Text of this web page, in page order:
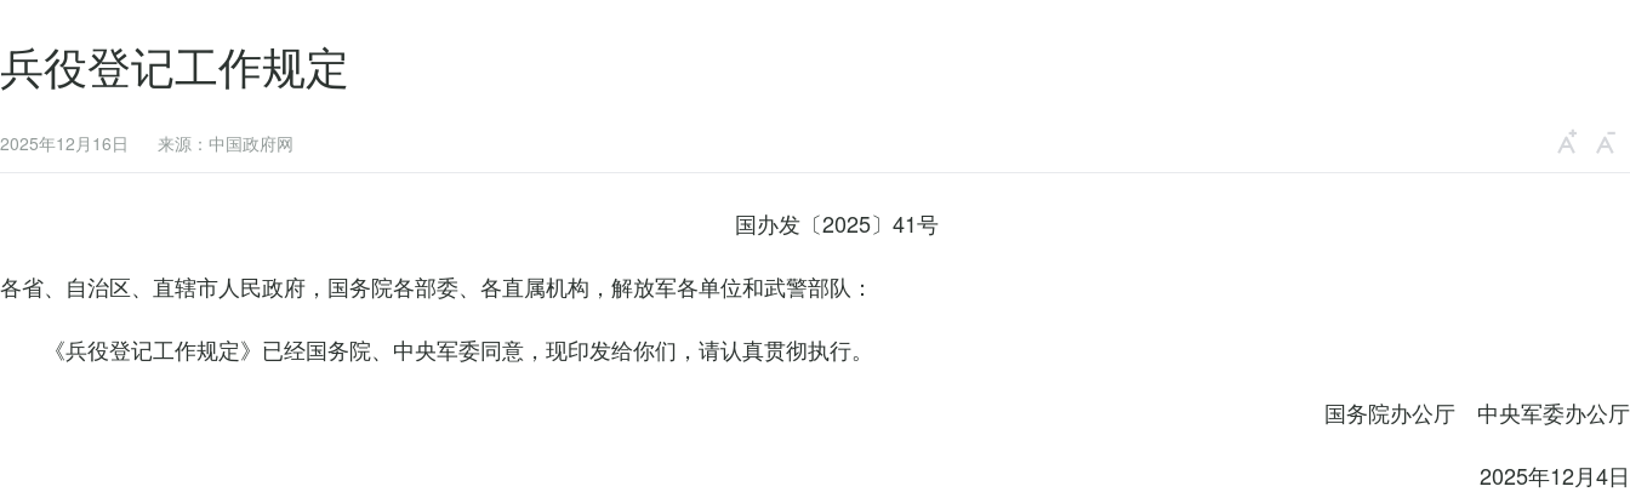
兵役登记工作规定
2025年12月16日 来源：中国政府网
国办发〔2025〕41号
各省、自治区、直辖市人民政府，国务院各部委、各直属机构，解放军各单位和武警部队：
《兵役登记工作规定》已经国务院、中央军委同意，现印发给你们，请认真贯彻执行。
国务院办公厅 中央军委办公厅
2025年12月4日